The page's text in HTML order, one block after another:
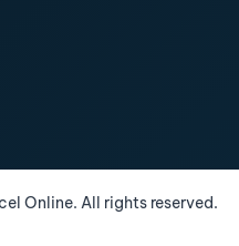
Online. All rights reserved.